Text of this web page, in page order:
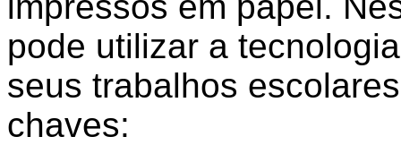
pode utilizar a
seus trabalhos
chaves: